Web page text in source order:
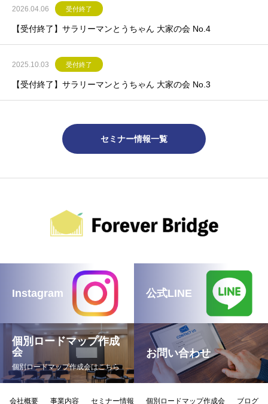
2026.04.06 受付終了
【受付終了】サラリーマンとうちゃん 大家の会 No.4
2025.10.03 受付終了
【受付終了】サラリーマンとうちゃん 大家の会 No.3
セミナー情報一覧
Instagram 公式LINE
個別ロードマップ作成
会
個別ロードマップ作成会はこちら
お問い合わせ
会社概要 事業内容 セミナー情報 個別ロードマップ作成会 ブログ